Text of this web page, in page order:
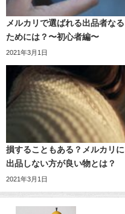
メルカリで選ばれる出品者なる
ためには？〜初心者編〜
2021年3月1日
損することもある？メルカリに
出品しない方が良い物とは？
2021年3月1日